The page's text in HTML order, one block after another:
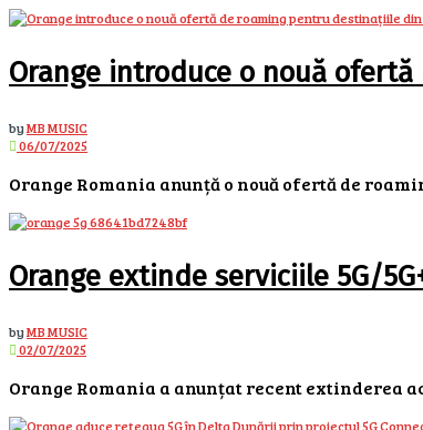
Orange introduce o nouă
byMB MUSIC
06/07/2025
Orange Romania anunță o nouă ofertă de
Orange extinde serviciile 5G/
byMB MUSIC
02/07/2025
Orange Romania a anunțat recent extinderea